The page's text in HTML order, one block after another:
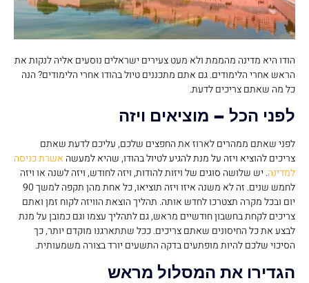
הודו היא מדינה מהממת ולא מעט צעירים ישראלים נוסעים אליה לנקות את
הראש אחרי הלימודים. גם אתם מתכננים טיול בהודו אחרי הלימודים? הנה
כל מה שאתם צריכים לדעת.
לפני הכל – מוציאים ויזה
לפני שאתם ממהרים לארוז את החפצים שלכם, עליכם לדעת שאתם
צריכים להוציא ויזה על מנת להגיע לטיול בהודו, שהיא למעשה אשרת כניסה
למדינה. יש שלושה סוגים של ויזות להודות, ויזה לחודש, ויזה לשנה או ויזה
לחמש שנים. זה לא משנה איזו ויזה תוציאו, כל אחת מהן תקפה למשך 90
יום ובכל מקרה תצטרכו לחדש אותה. תהליך הוצאת הוויזה לקוח זמן ואתם
צריכים לקחת בחשבון חודשיים מראש, גם לתהליך עצמו וגם כמובן על מנת
לבצע את כל החיסונים שאתם צריכים. ככל שתתארגנו מוקדם יותר, כך
הסיכוי שלכם להיות מופתעים בדקה התשעים יורד בצורה משמעותית.
הגדירו את המסלול מראש